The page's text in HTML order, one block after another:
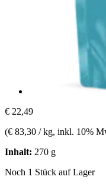
€ 22,49
(€ 83,30 / kg, inkl. 10%
Inhalt: 270 g
Noch 1 Stück auf Lager